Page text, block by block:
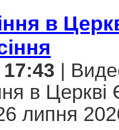
в
|
в
липня